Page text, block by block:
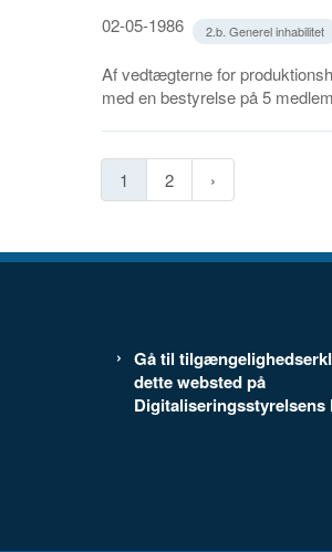
02-05-1986 2.b. Generel inhabilitet
Af vedtægterne for
med en bestyrelse på 5
1 2
Gå til
dette websted på
Digitaliseringsstyrelsens